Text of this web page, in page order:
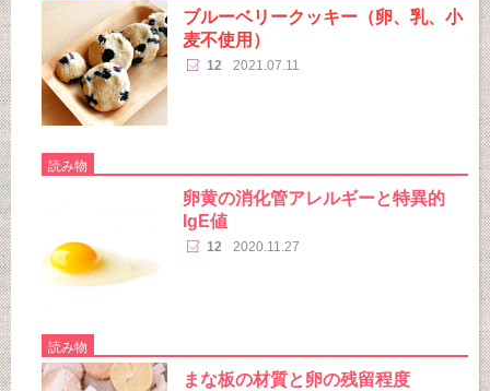
ブルーベリークッキー（卵、乳、小
麦不使用）
12 2021.07.11
読み物
卵黄の消化管アレルギーと特異的
IgE値
12 2020.11.27
読み物
まな板の材質と卵の残留程度